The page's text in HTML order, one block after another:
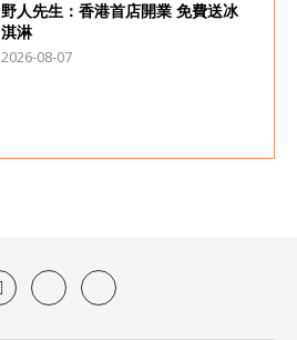
野人先生：香港首店開業 免費送冰
淇淋
2026-08-07